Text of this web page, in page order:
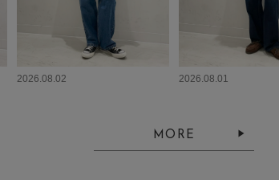
2026.08.02 2026.08.01
MORE